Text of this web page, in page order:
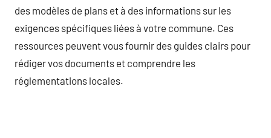
des modèles de plans et à des informations sur les
exigences spécifiques liées à votre commune. Ces
ressources peuvent vous fournir des guides clairs pour
rédiger vos documents et comprendre les
réglementations locales.